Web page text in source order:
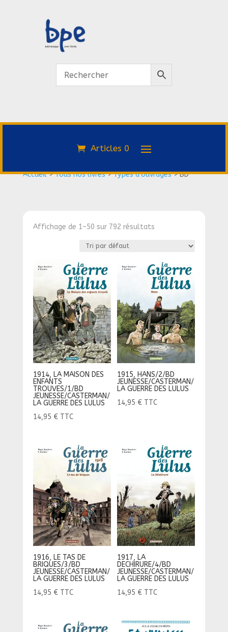
Articles 0
Accueil>Tous nos livres>Types d'ouvrages>BD
Affichage de 1–50 sur 792 résultats
1914, LA MAISON DES
ENFANTS
TROUVES/1/BD
JEUNESSE/CASTERMAN/
LA GUERRE DES LULUS
14,95 € TTC
1915, HANS/2/BD
JEUNESSE/CASTERMAN/
LA GUERRE DES LULUS
14,95 € TTC
1916, LE TAS DE
BRIQUES/3/BD
JEUNESSE/CASTERMAN/
LA GUERRE DES LULUS
14,95 € TTC
1917, LA
DECHIRURE/4/BD
JEUNESSE/CASTERMAN/
LA GUERRE DES LULUS
14,95 € TTC